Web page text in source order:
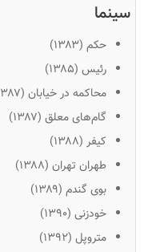
سینما
حکم (۱۳۸۳)
رئیس (۱۳۸۵)
محاکمه در خیابان (۱۳۸۷)
گام‌های معلق (۱۳۸۷)
کیفر (۱۳۸۸)
طهران تهران (۱۳۸۸)
بوی گندم (۱۳۸۹)
خودزنی (۱۳۹۰)
متروپل (۱۳۹۲)